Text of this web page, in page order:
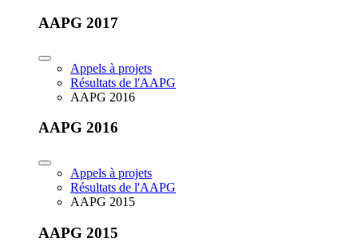
AAPG 2017
Appels à projets
Résultats de l'AAPG
AAPG 2016
AAPG 2016
Appels à projets
Résultats de l'AAPG
AAPG 2015
AAPG 2015